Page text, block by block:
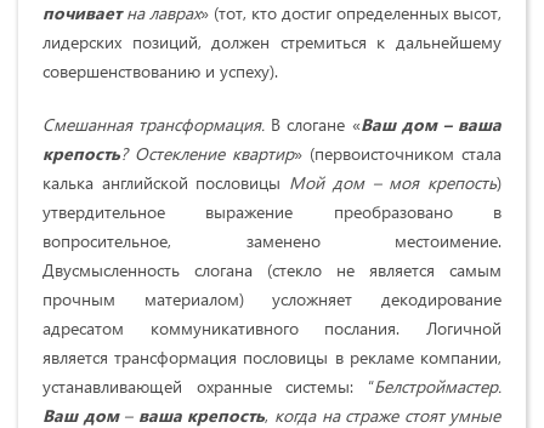
почиваетна лаврах» (тот, кто достиг определенных высот,
лидерских позиций, должен стремиться к дальнейшему
совершенствованию и успеху).
Смешанная трансформация. В слогане «Ваш дом – ваша
крепость? Остекление квартир» (первоисточником стала
калька английской пословицы Мой дом – моя крепость)
утвердительное выражение преобразовано в
вопросительное, заменено местоимение.
Двусмысленность слогана (стекло не является самым
прочным материалом) усложняет декодирование
адресатом коммуникативного послания. Логичной
является трансформация пословицы в рекламе компании,
устанавливающей охранные системы: “Белстроймастер.
Ваш дом – ваша крепость, когда на страже стоят умные